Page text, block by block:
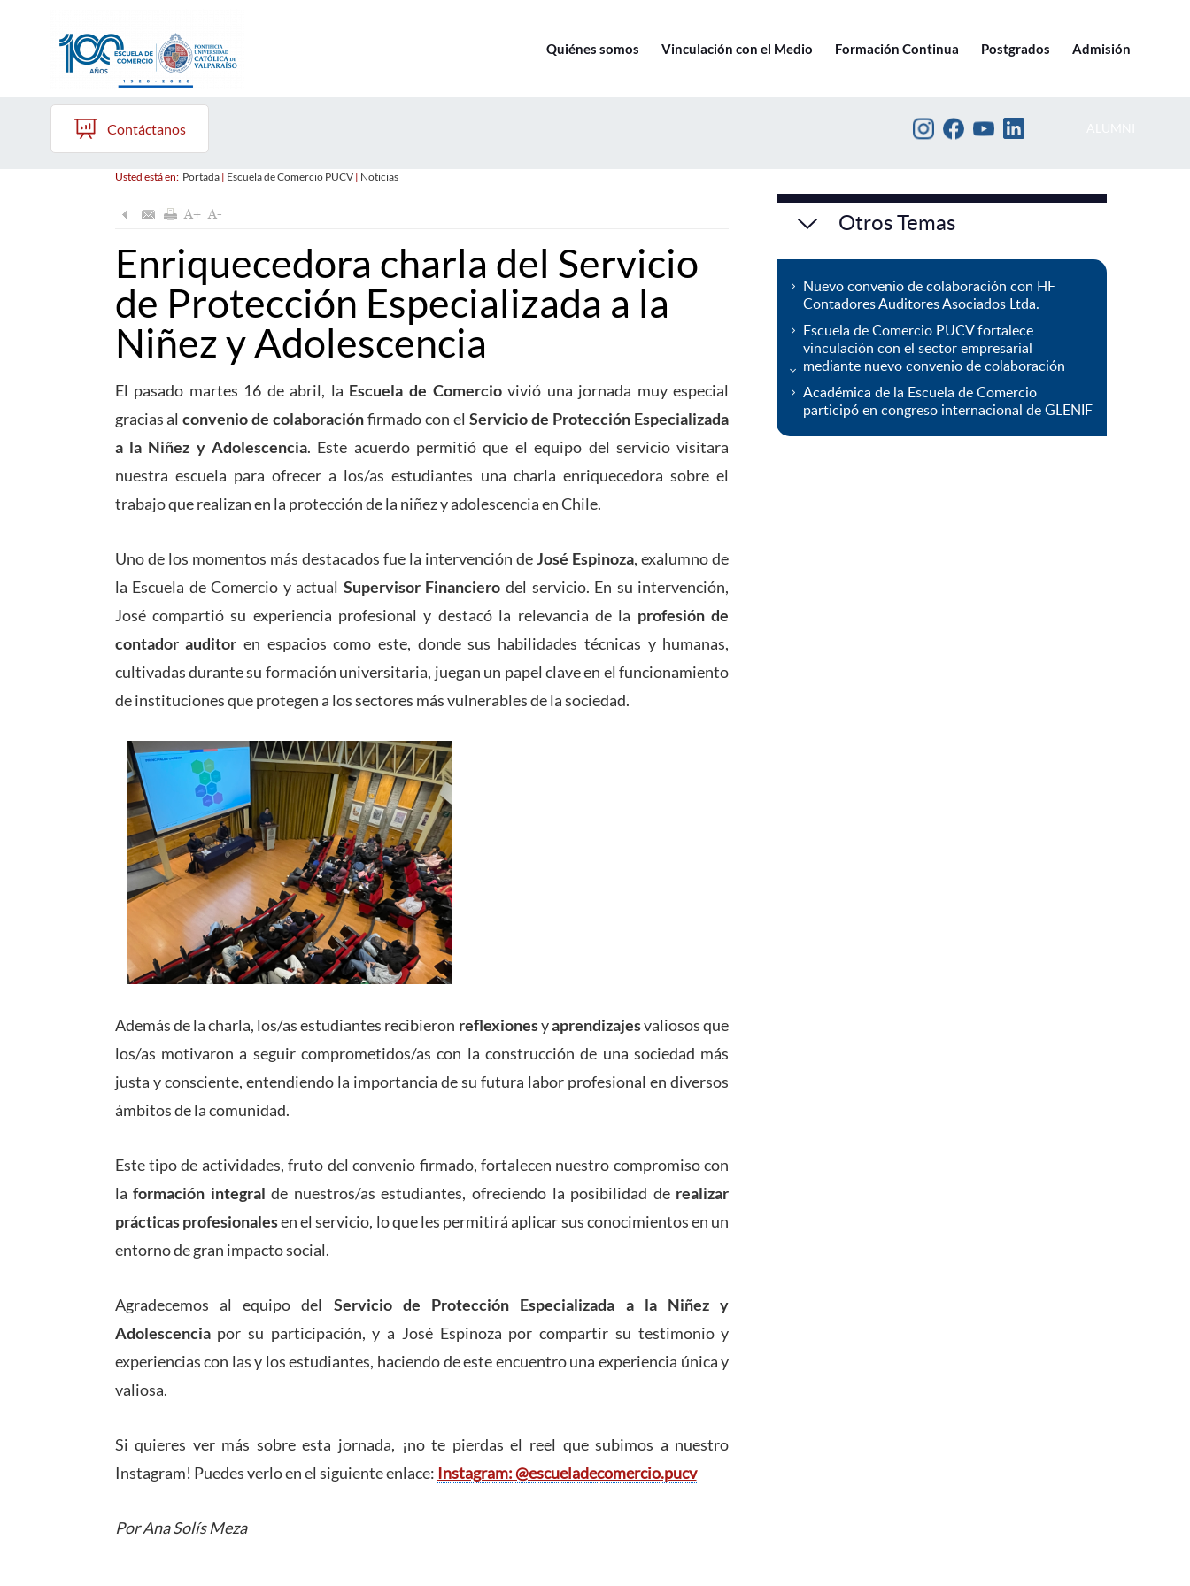
Quiénes somos Vinculación con el Medio Formación Continua Postgrados Admisión
Contáctanos
Usted está en: Portada| Escuela de Comercio PUCV| Noticias
Enriquecedora charla del Servicio
de Protección Especializada a la
Niñez y Adolescencia
El pasado martes 16 de abril, la Escuela de Comerciovivió una jornada muy especial
gracias alconvenio de colaboraciónfirmado con elServicio de Protección Especializada
a la Niñez y Adolescencia. Este acuerdo permitió que el equipo del servicio visitara
nuestra escuela para ofrecer a los/as estudiantes una charla enriquecedora sobre el
trabajo que realizan en la protección de la niñez y adolescencia en Chile.
Uno de los momentos más destacados fue la intervención deJosé Espinoza, exalumno de
la Escuela de Comercio y actual Supervisor Financiero del servicio. En su intervención,
José compartió su experiencia profesional y destacó la relevancia de la profesión de
contador auditor en espacios como este, donde sus habilidades técnicas y humanas,
cultivadas durante su formación universitaria, juegan un papel clave en el funcionamiento
de instituciones que protegen a los sectores más vulnerables de la sociedad.
Además de la charla, los/as estudiantes recibieron reflexionesyaprendizajesvaliosos que
los/as motivaron a seguir comprometidos/as con la construcción de una sociedad más
justa y consciente, entendiendo la importancia de su futura labor profesional en diversos
ámbitos de la comunidad.
Este tipo de actividades, fruto del convenio firmado, fortalecen nuestro compromiso con
laformación integral de nuestros/as estudiantes, ofreciendo la posibilidad de realizar
prácticas profesionalesen el servicio, lo que les permitirá aplicar sus conocimientos en un
entorno de gran impacto social.
Agradecemos al equipo del Servicio de Protección Especializada a la Niñez y
Adolescenciapor su participación, y a José Espinoza por compartir su testimonio y
experiencias con las y los estudiantes, haciendo de este encuentro una experiencia única y
valiosa.
Si quieres ver más sobre esta jornada, ¡no te pierdas el reel que subimos a nuestro
Instagram! Puedes verlo en el siguiente enlace: Instagram: @escueladecomercio.pucv
Por Ana Solís Meza
Otros Temas
Nuevo convenio de colaboración con HF
Contadores Auditores Asociados Ltda.
Escuela de Comercio PUCV fortalece
vinculación con el sector empresarial
mediante nuevo convenio de colaboración
Académica de la Escuela de Comercio
participó en congreso internacional de GLENIF